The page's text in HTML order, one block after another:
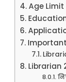
Age Limit
Librarian